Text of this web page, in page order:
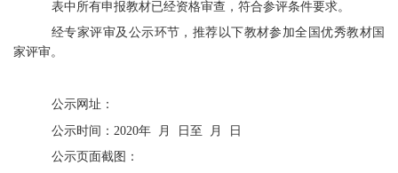
表中所有申报教材已经资格审查，符合参评条件要求。
经专家评审及公示环节，推荐以下教材参加全国优秀教材国
家评审。
公示网址：
公示时间： 2020年 月 日至 月 日
公示页面截图：